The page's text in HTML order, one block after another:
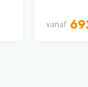
vanaf